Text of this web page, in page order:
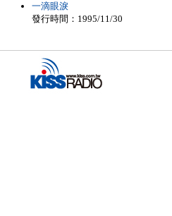
一滴眼淚
發行時間：1995/11/30